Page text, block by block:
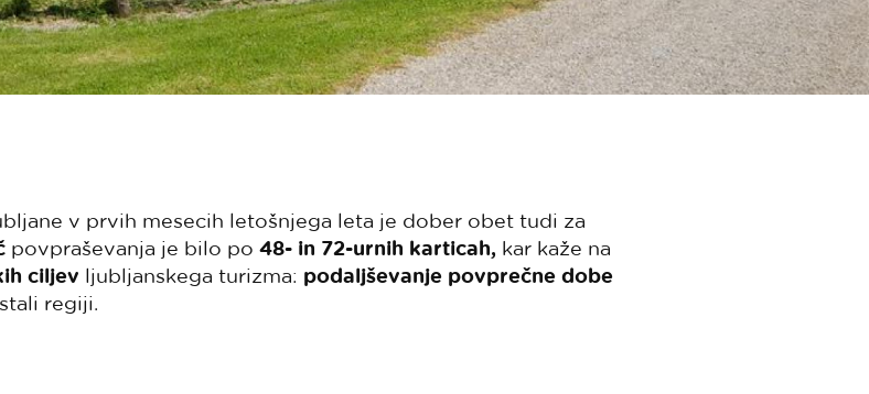
v prvih mesecih letošnjega leta je dober obet tudi za
povpraševanja je bilo po 48- in 72-urnih karticah, kar kaže na
ciljev ljubljanskega turizma: podaljševanje povprečne dobe
regiji.